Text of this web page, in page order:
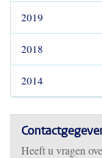
2019
2018
2014
Heeft u vragen